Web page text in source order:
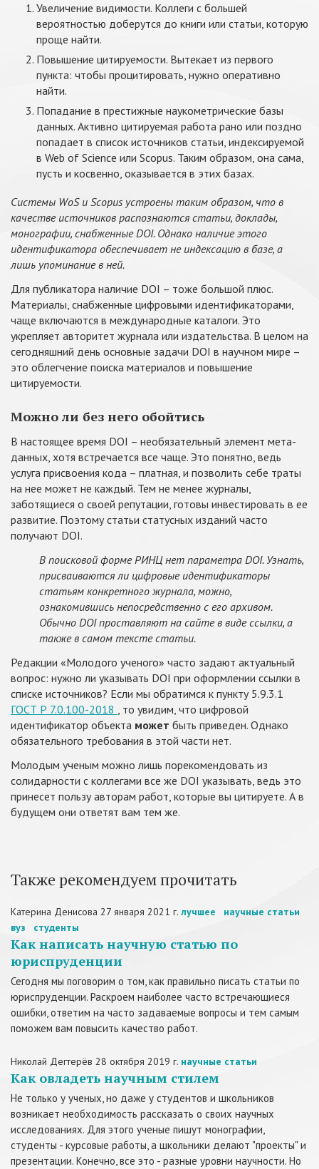
Увеличение видимости. Коллеги с большей
вероятностью доберутся до книги или статьи, которую
проще найти.
Повышение цитируемости. Вытекает из первого
пункта: чтобы процитировать, нужно оперативно
найти.
Попадание в престижные наукометрические базы
данных. Активно цитируемая работа рано или поздно
попадает в список источников статьи, индексируемой
в Web of Science или Scopus. Таким образом, она сама,
пусть и косвенно, оказывается в этих базах.
Системы WoS и Scopus устроены таким образом, что в
качестве источников распознаются статьи, доклады,
монографии, снабженные DOI. Однако наличие этого
идентификатора обеспечивает не индексацию в базе, а
лишь упоминание в ней.
Для публикатора наличие DOI – тоже большой плюс.
Материалы, снабженные цифровыми идентификаторами,
чаще включаются в международные каталоги. Это
укрепляет авторитет журнала или издательства. В целом на
сегодняшний день основные задачи DOI в научном мире –
это облегчение поиска материалов и повышение
цитируемости.
Можно ли без него обойтись
В настоящее время DOI – необязательный элемент мета-
данных, хотя встречается все чаще. Это понятно, ведь
услуга присвоения кода – платная, и позволить себе траты
на нее может не каждый. Тем не менее журналы,
заботящиеся о своей репутации, готовы инвестировать в ее
развитие. Поэтому статьи статусных изданий часто
получают DOI.
В поисковой форме РИНЦ нет параметра DOI. Узнать,
присваиваются ли цифровые идентификаторы
статьям конкретного журнала, можно,
ознакомившись непосредственно с его архивом.
Обычно DOI проставляют на сайте в виде ссылки, а
также в самом тексте статьи.
Редакции «Молодого ученого» часто задают актуальный
вопрос: нужно ли указывать DOI при оформлении ссылки в
списке источников? Если мы обратимся к пункту 5.9.3.1
ГОСТ Р 7.0.100-2018 , то увидим, что цифровой
идентификатор объекта может быть приведен. Однако
обязательного требования в этой части нет.
Молодым ученым можно лишь порекомендовать из
солидарности с коллегами все же DOI указывать, ведь это
принесет пользу авторам работ, которые вы цитируете. А в
будущем они ответят вам тем же.
Также рекомендуем прочитать
Катерина Денисова 27 января 2021 г. лучшее
научные статьи
вуз
студенты
Как написать научную статью по
юриспруденции
Сегодня мы поговорим о том, как правильно писать статьи по
юриспруденции. Раскроем наиболее часто встречающиеся
ошибки, ответим на часто задаваемые вопросы и тем самым
поможем вам повысить качество работ.
Николай Дегтерёв 28 октября 2019 г. научные статьи
Как овладеть научным стилем
Не только у ученых, но даже у студентов и школьников
возникает необходимость рассказать о своих научных
исследованиях. Для этого ученые пишут монографии,
студенты - курсовые работы, а школьники делают "проекты" и
презентации. Конечно, все это - разные уровни научности. Но